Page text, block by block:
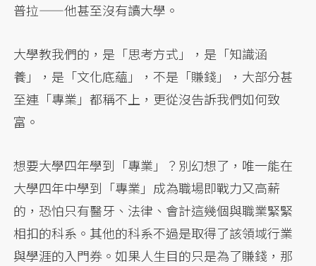
普拉——他甚至沒有讀大學。
大學教我們的，是「思考方式」，是「知識涵
養」，是「文化底蘊」，不是「賺錢」，大部分甚
至連「專業」都稱不上，更從沒告訴我們如何致
富。
想要大學四年學到「專業」？別幻想了，唯一能在
大學四年中學到「專業」成為職場即戰力又高薪
的，恐怕只有醫牙、法律、會計這幾個與職業緊緊
相扣的科系。其他的科系不過是取得了該領域行業
與學涯的入門券。如果人生目的只是為了賺錢，那